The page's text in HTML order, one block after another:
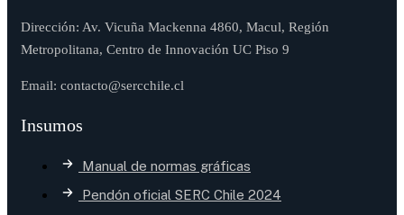
Dirección: Av. Vicuña Mackenna 4860, Macul, Región
Metropolitana, Centro de Innovación UC Piso 9
Email: contacto@sercchile.cl
Insumos
Manual de normas gráficas
Pendón oficial SERC Chile 2024